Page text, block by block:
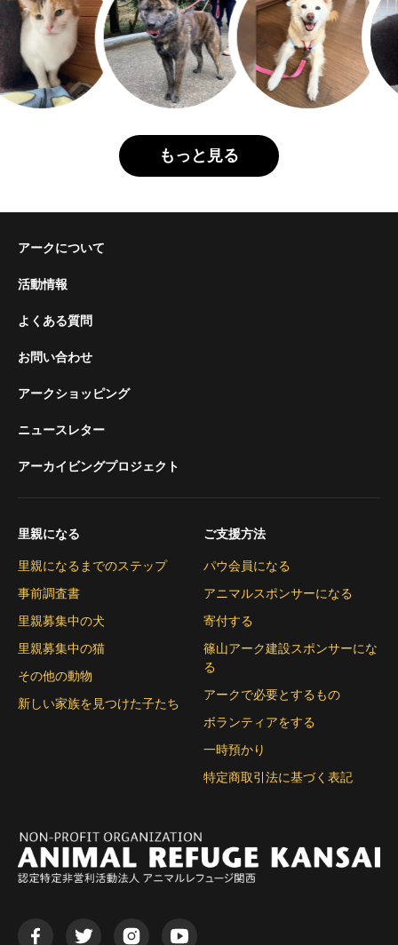
もっと見る
アークについて
活動情報
よくある質問
お問い合わせ
アークショッピング
ニュースレター
アーカイビングプロジェクト
里親になる
里親になるまでのステップ
事前調査書
里親募集中の犬
里親募集中の猫
その他の動物
新しい家族を見つけた子たち
ご支援方法
パウ会員になる
アニマルスポンサーになる
寄付する
篠山アーク建設スポンサーにな
る
アークで必要とするもの
ボランティアをする
一時預かり
特定商取引法に基づく表記